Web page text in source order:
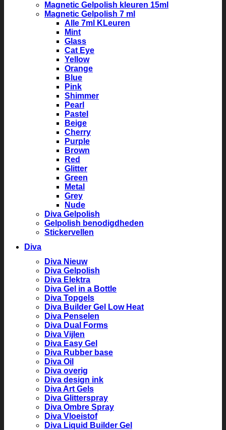
Magnetic Gelpolish kleuren 15ml
Magnetic Gelpolish 7 ml
Alle 7ml KLeuren
Mint
Glass
Cat Eye
Yellow
Orange
Blue
Pink
Shimmer
Pearl
Pastel
Beige
Cherry
Purple
Brown
Red
Glitter
Green
Metal
Grey
Nude
Diva Gelpolish
Gelpolish benodigdheden
Stickervellen
Diva
Diva Nieuw
Diva Gelpolish
Diva Elektra
Diva Gel in a Bottle
Diva Topgels
Diva Builder Gel Low Heat
Diva Penselen
Diva Dual Forms
Diva Vijlen
Diva Easy Gel
Diva Rubber base
Diva Oil
Diva overig
Diva design ink
Diva Art Gels
Diva Glitterspray
Diva Ombre Spray
Diva Vloeistof
Diva Liquid Builder Gel